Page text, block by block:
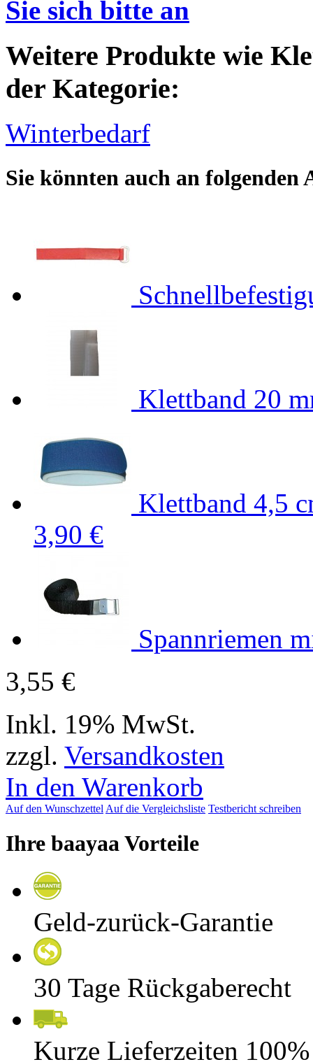
Sie sich bitte an
Weitere Produkte wie
der Kategorie:
Winterbedarf
Sie könnten auch an
Klettband 20
Klettband 4,5
3,90 €
Spannriemen
3,55 €
Inkl. 19% MwSt.
zzgl. Versandkosten
In den Warenkorb
Auf den Wunschzettel Auf die Vergleichsliste Testbericht schreiben
Ihre baayaa Vorteile
Geld-zurück-Garantie
30 Tage Rückgaberecht
Kurze Lieferzeiten